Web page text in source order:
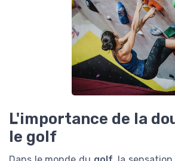
L'importance de la
le golf